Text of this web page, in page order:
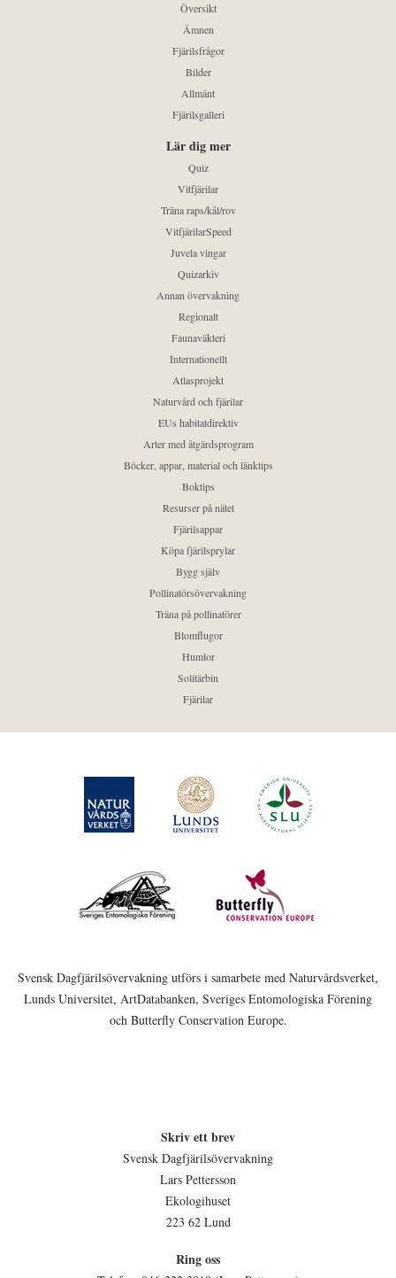
Översikt
Ämnen
Fjärilsfrågor
Bilder
Allmänt
Fjärilsgalleri
Lär dig mer
Quiz
Vitfjärilar
Träna raps/kål/rov
VitfjärilarSpeed
Juvela vingar
Quizarkiv
Annan övervakning
Regionalt
Faunaväkteri
Internationellt
Atlasprojekt
Naturvård och fjärilar
EUs habitatdirektiv
Arter med åtgärdsprogram
Böcker, appar, material och länktips
Boktips
Resurser på nätet
Fjärilsappar
Köpa fjärilsprylar
Bygg själv
Pollinatörsövervakning
Träna på pollinatörer
Blomflugor
Humlor
Solitärbin
Fjärilar
Svensk Dagfjärilsövervakning utförs i samarbete med Naturvårdsverket,
Lunds Universitet, ArtDatabanken, Sveriges Entomologiska Förening
och Butterfly Conservation Europe.
Skriv ett brev
Svensk Dagfjärilsövervakning
Lars Pettersson
Ekologihuset
223 62 Lund
Ring oss